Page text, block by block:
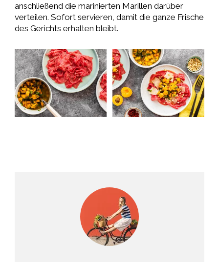
anschließend die marinierten Marillen darüber
verteilen. Sofort servieren, damit die ganze Frische
des Gerichts erhalten bleibt.